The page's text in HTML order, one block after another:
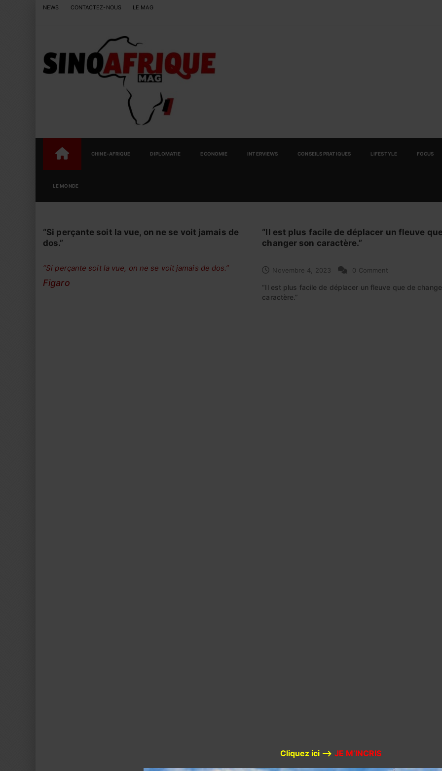
NEWS CONTACTEZ-NOUS LE MAG
CHINE-AFRIQUE DIPLOMATIE ECONOMIE INTERVIEWS CONSEILS PRATIQUES LIFESTYLE FOCUS
LE MONDE
“Si perçante soit la vue, on ne se voit jamais de
dos.”
“Si perçante soit la vue, on ne se voit jamais de dos.”
Figaro
“Il est plus facile de déplacer un fleuve
changer son caractère.”
Novembre 4, 2023 0 Comment
“Il est plus facile de déplacer un fleuve que de
caractère.”
Cliquez ici –> JE M’INCRIS